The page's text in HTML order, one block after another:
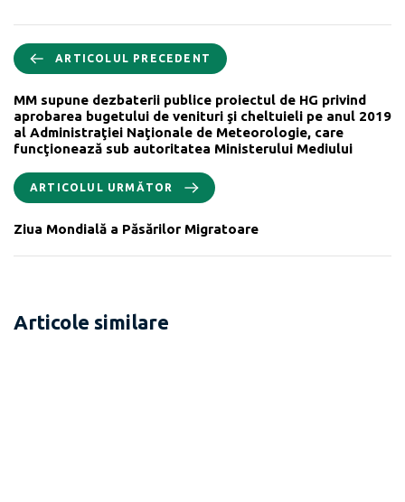
ARTICOLUL PRECEDENT
MM supune dezbaterii publice proiectul de HG privind
aprobarea bugetului de venituri şi cheltuieli pe anul 2019
al Administraţiei Naţionale de Meteorologie, care
funcţionează sub autoritatea Ministerului Mediului
ARTICOLUL URMĂTOR
Ziua Mondială a Păsărilor Migratoare
Articole similare